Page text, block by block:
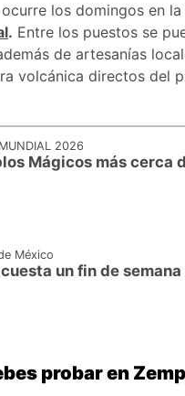
los domingos en
. Entre los puestos se
de artesanías
volcánica directos del
2026
Mágicos más cerca
México
un fin de
probar en